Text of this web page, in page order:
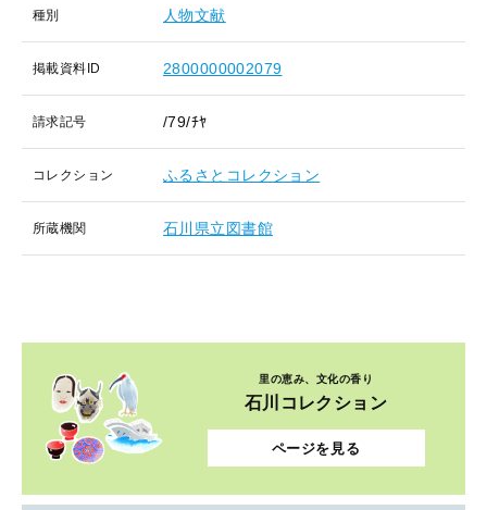
種別 人物文献
掲載資料ID 2800000002079
請求記号 /79/ﾁﾔ
コレクション ふるさとコレクション
所蔵機関 石川県立図書館
里の恵み、文化の香り
石川コレクション
ページを見る